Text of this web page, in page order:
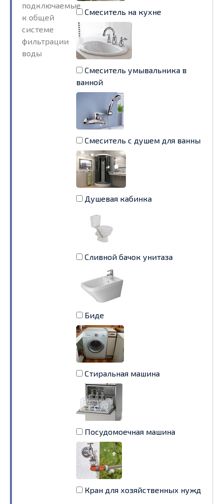
подключаемые
к общей
системе
фильтрации
воды
Смеситель на кухне
Смеситель умывальника в
ванной
Смеситель с душем для ванны
Душевая кабинка
Сливной бачок унитаза
Биде
Стиральная машина
Посудомоечная машина
Кран для хозяйственных нужд